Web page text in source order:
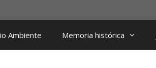
Ambiente Memoria histórica